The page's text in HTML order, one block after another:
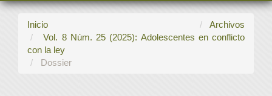
Inicio
Archivos
Vol. 8 Núm. 25 (2025): Adolescentes en conflicto
con la ley
Dossier